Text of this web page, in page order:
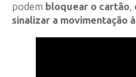
podem bloquear o cartão,
sinalizar a movimentação à